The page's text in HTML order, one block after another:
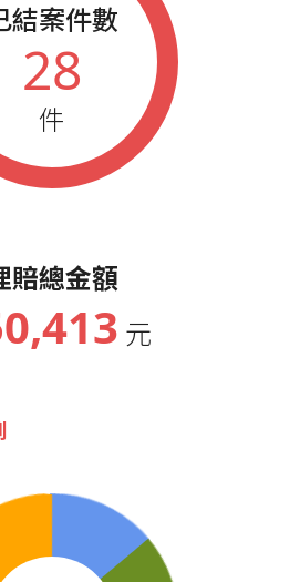
結案件數
28
件
賠總金額
元